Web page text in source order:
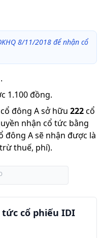
8/11/2018 để nhận cổ
.
1.100 đồng.
đông A sở hữu 222cổ
nhận cổ tức bằng
đông A sẽ nhận được là
thuế, phí).
cổ phiếu IDI